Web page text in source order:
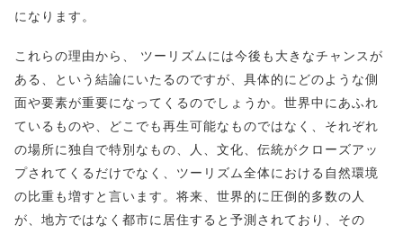
になります。
これらの理由から、 ツーリズムには今後も大きなチャンスが
ある、という結論にいたるのですが、具体的にどのような側
面や要素が重要になってくるのでしょうか。世界中にあふれ
ているものや、どこでも再生可能なものではなく、それぞれ
の場所に独自で特別なもの、人、文化、伝統がクローズアッ
プされてくるだけでなく、ツーリズム全体における自然環境
の比重も増すと言います。将来、世界的に圧倒的多数の人
が、地方ではなく都市に居住すると予測されており、その